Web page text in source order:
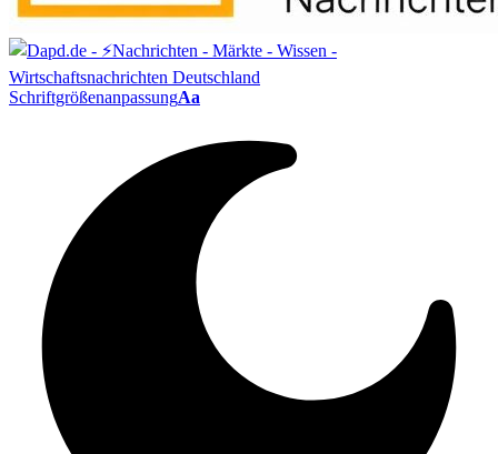
SchriftgrößenanpassungAa